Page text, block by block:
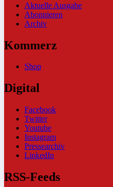
Aktuelle Ausgabe
Abonnieren
Archiv
Kommerz
Shop
Digital
Facebook
Twitter
Youtube
Instagram
Pressearchiv
LinkedIn
RSS-Feeds